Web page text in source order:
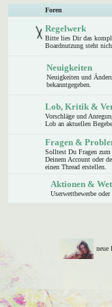
Foren
Regelwerk
Bitte lies Dir das
Boardnutzung steht
Neuigkeiten
Neuigkeiten und
bekanntgegeben.
Lob, Kritik &
Vorschläge und
Lob an aktuellen
Fragen &
Solltest Du Fragen
Deinem Account oder
einen Thread erstellen.
Aktionen &
Userwettbewerbe